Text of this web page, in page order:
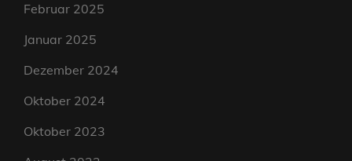
Februar 2025
Januar 2025
Dezember 2024
Oktober 2024
Oktober 2023